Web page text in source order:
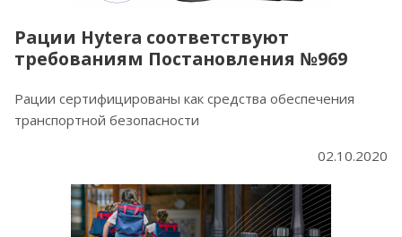
Рации Hytera соответствуют
требованиям Постановления №969
Рации сертифицированы как средства обеспечения
транспортной безопасности
02.10.2020